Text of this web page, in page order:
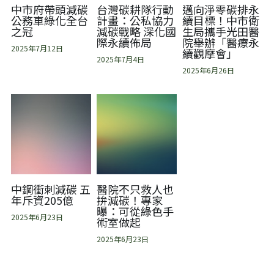
中市府帶頭減碳
公務車綠化全台
之冠
2025年7月12日
台灣碳耕隊行動
計畫：公私協力
減碳戰略 深化國
際永續佈局
2025年7月4日
邁向淨零碳排永
續目標！中市衛
生局攜手光田醫
院舉辦「醫療永
續觀摩會」
2025年6月26日
中鋼衝刺減碳 五
年斥資205億
2025年6月23日
醫院不只救人也
拚減碳！專家
曝：可從綠色手
術室做起
2025年6月23日